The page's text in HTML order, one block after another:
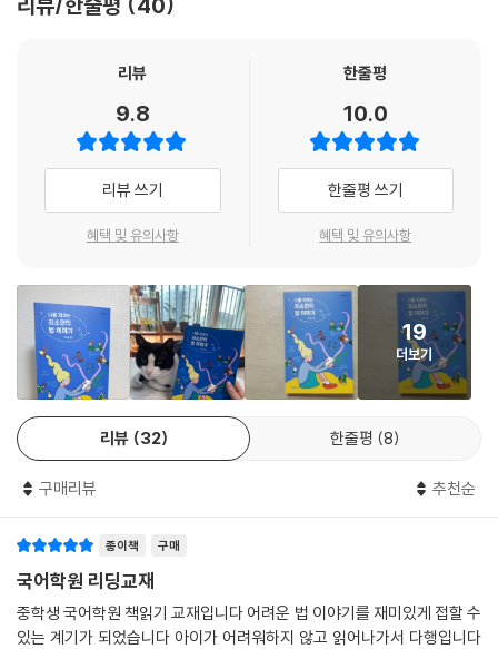
를 들면 인터넷으로 중고물품을 거래하는 일은 지금의 어른들이 어릴 때만
에 법을 알아야 한다는 필요성이 커지고 있다.
게 강의식으로 설명하고 있다. 저자가 강연에서 만난 청소년들이 궁금해하
는 질문을 토대로 실생활에서 접하는 사례를 예를 들어 이야기를 흥미롭게
이끌어 간다.
리뷰
9.8
리뷰 쓰기
혜택 및 유의사항
한줄평
10.0
한줄평 쓰기
혜택 및 유의사항
19
더보기
리뷰 32 한줄평 8
구매리뷰 추천순
종이책 구매
국어학원 리딩교재
중학생 국어학원 책읽기 교재입니다 어려운 법 이야기를 재미있게 접할 수
있는 계기가 되었습니다 아이가 어려워하지 않고 읽어나가서 다행입니다